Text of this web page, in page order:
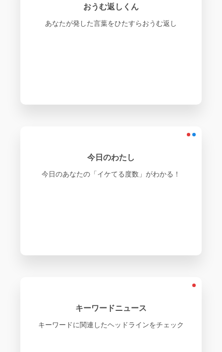
おうむ返しくん
あなたが発した言葉をひたすらおうむ返し
今日のわたし
今日のあなたの「イケてる度数」がわかる！
キーワードニュース
キーワードに関連したヘッドラインをチェック